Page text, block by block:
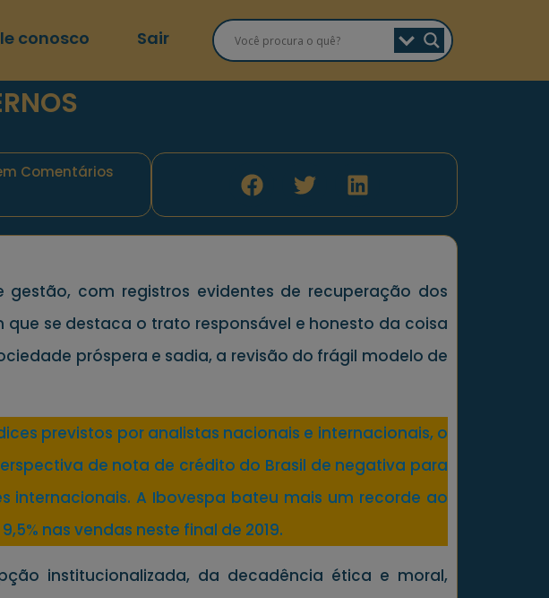
conosco Sair
Comentários
com registros evidentes de recuperação dos
se destaca o trato responsável e honesto da coisa
próspera e sadia, a revisão do frágil modelo de
previstos por analistas nacionais e internacionais, o
de nota de crédito do Brasil de negativa para
A Ibovespa bateu mais um recorde ao
nas vendas neste final de 2019.
institucionalizada, da decadência ética e moral,